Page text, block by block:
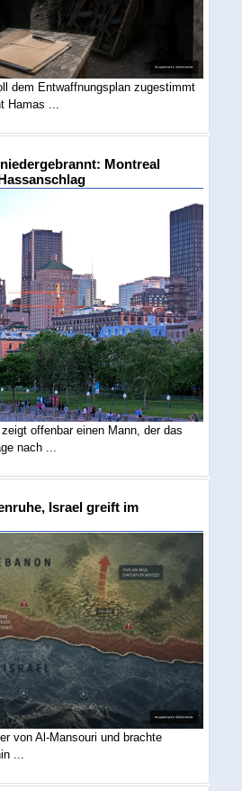
dem Entwaffnungsplan zugestimmt
Hamas ...
Montreal
offenbar einen Mann, der das
nach ...
Israel greift im
von Al-Mansouri und brachte
...